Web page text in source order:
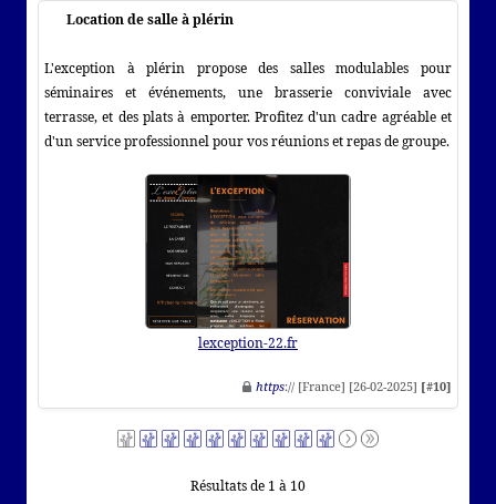
Location de salle à plérin
L'exception à plérin propose des salles modulables pour
séminaires et événements, une brasserie conviviale avec
terrasse, et des plats à emporter. Profitez d'un cadre agréable et
d'un service professionnel pour vos réunions et repas de groupe.
lexception-22.fr
https:// [France] [26-02-2025] [#10]
Résultats de 1 à 10